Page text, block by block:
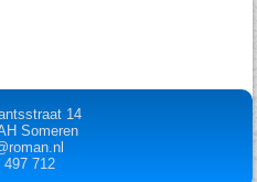
14
Someren
497 712